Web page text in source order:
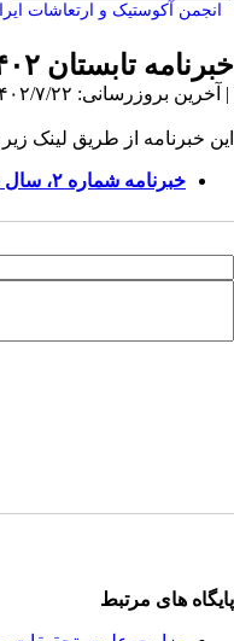
انجمن آکوستیک و ارتعاشات
خبرنامه تابستان ۱۴۰۲
| آخرین بروزرسانی: ۱۴۰۲/۷/۲۲ |
این خبرنامه از طریق لینک
خبرنامه شماره ۲، سال چهاردهم- مهر ۱۴۰۲
پایگاه های مرتبط